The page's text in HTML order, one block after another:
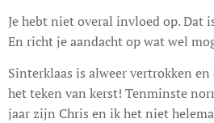
Je hebt niet overal invloed op. Dat
En richt je aandacht op wat wel
Sinterklaas is alweer vertrokken
het teken van kerst! Tenminste
jaar zijn Chris en ik het niet